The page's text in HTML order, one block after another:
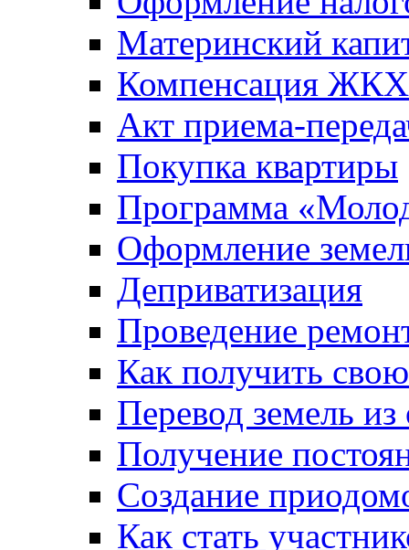
Материнский
Компенсация ЖКХ
Акт приема-
Покупка квартиры
Программа
Оформление
Деприватизация
Проведение
Как получить
Перевод земель
Получение
Создание
Как стать